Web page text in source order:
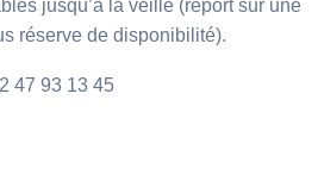
jusqu’à la veille (report sur une
réserve de disponibilité).
47 93 13 45